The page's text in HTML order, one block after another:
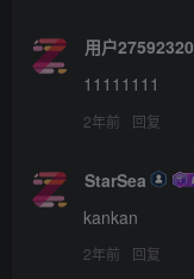
用户27592320
11111111
2年前 回复
StarSea
kankan
2年前 回复